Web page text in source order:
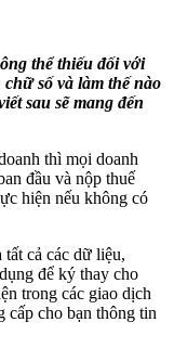
thể thiếu đối với
số và làm thế nào
sau sẽ mang đến
thì mọi doanh
đầu và nộp thuế
hiện nếu không có
cả các dữ liệu,
để ký thay cho
trong các giao dịch
cấp cho bạn thông tin